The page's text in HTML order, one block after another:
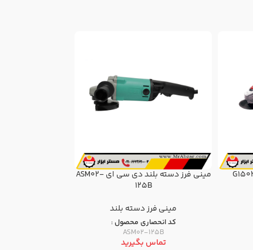
مینی فرز دسته بلند دی سی ای ASM02-
125B
مینی فرز دسته بلند
کد انحصاری محصول :
ASM02-125B
تماس بگیرید